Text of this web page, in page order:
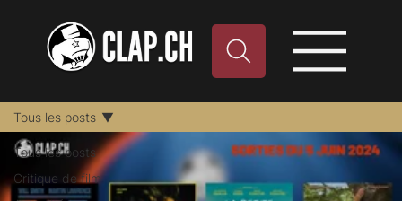
Tous les posts
Critique de film
Tous les posts